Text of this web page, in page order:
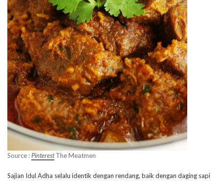
Source :PinterestThe Meatmen
Sajian Idul Adha selalu identik dengan rendang, baik dengan daging sapi